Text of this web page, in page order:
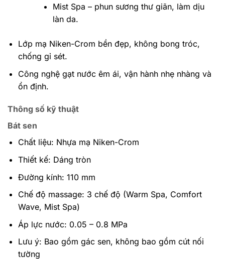
Mist Spa – phun sương thư giãn, làm dịu
làn da.
Lớp mạ Niken-Crom bền đẹp, không bong tróc,
chống gỉ sét.
Công nghệ gạt nước êm ái, vận hành nhẹ nhàng và
ổn định.
Thông số kỹ thuật
Bát sen
Chất liệu: Nhựa mạ Niken-Crom
Thiết kế: Dáng tròn
Đường kính: 110 mm
Chế độ massage: 3 chế độ (Warm Spa, Comfort
Wave, Mist Spa)
Áp lực nước: 0.05 – 0.8 MPa
Lưu ý: Bao gồm gác sen, không bao gồm cút nối
tường